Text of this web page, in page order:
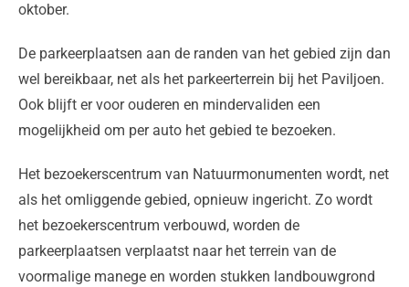
oktober.
De parkeerplaatsen aan de randen van het gebied zijn dan
wel bereikbaar, net als het parkeerterrein bij het Paviljoen.
Ook blijft er voor ouderen en mindervaliden een
mogelijkheid om per auto het gebied te bezoeken.
Het bezoekerscentrum van Natuurmonumenten wordt, net
als het omliggende gebied, opnieuw ingericht. Zo wordt
het bezoekerscentrum verbouwd, worden de
parkeerplaatsen verplaatst naar het terrein van de
voormalige manege en worden stukken landbouwgrond